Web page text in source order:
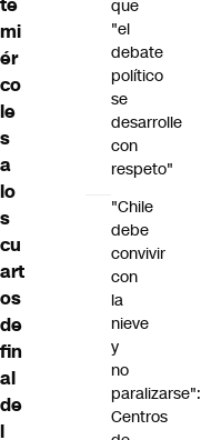
mi
ér
co
le
s
a
lo
s
cu
art
os
de
fin
al
de
l
que
"el
debate
político
se
desarrolle
con
respeto"
"Chile
debe
convivir
con
la
nieve
y
no
paralizarse":
Centros